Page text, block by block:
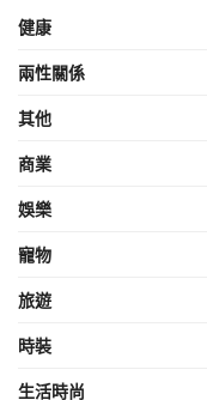
健康
兩性關係
其他
商業
娛樂
寵物
旅遊
時裝
生活時尚